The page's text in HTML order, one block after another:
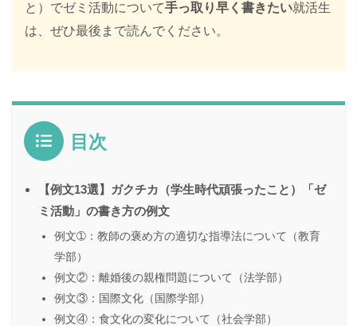
と）でゼミ活動について手っ取り早く書きたい就活生
は、ぜひ最後まで読んでください。
目次
【例文13選】ガクチカ（学生時代頑張ったこと）「ゼ
ミ活動」の書き方の例文
例文➀：教師の褒め方の適切な指導法について（教育
学部）
例文②：離婚後の親権問題について（法学部）
例文③：国際文化（国際学部）
例文④：食文化の変化について（社会学部）